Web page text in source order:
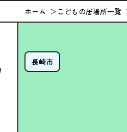
ホーム こどもの居場所一覧
長崎市